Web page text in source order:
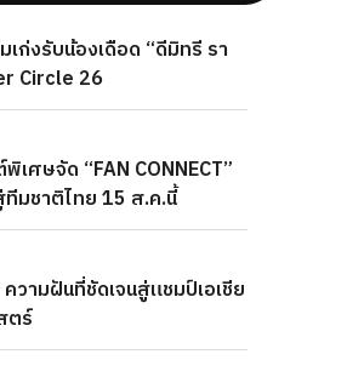
ก่งรับน้องเดือด “ดีมิทรี รา
Circle 26
เศษจัด “FAN CONNECT”
ทีมชาติไทย 15 ส.ค.นี้
วามฝันที่ชัดเจนสู่แชมป์เอเชีย
ตร์